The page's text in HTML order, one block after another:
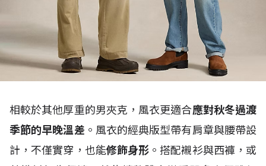
相較於其他厚重的男夾克，風衣更適合應對秋冬過渡
季節的早晚溫差 。風衣的經典版型帶有肩章與腰帶設
計，不僅實穿，也能修飾身形 。搭配襯衫與西褲，或